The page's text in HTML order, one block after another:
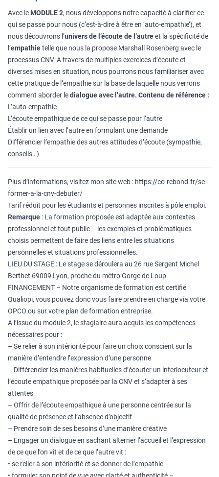
Avec le MODULE 2, nous développons notre capacité à clarifier ce
qui se passe pour nous (c’est-à-dire à être en ‘auto-empathie’), et
nous découvrons l’univers de l’écoute de l’autreet la spécificité de
l’empathietelle que nous la propose Marshall Rosenberg avec le
processus CNV. A travers de multiples exercices d’écoute et
diverses mises en situation, nous pourrons nous familiariser avec
cette pratique de l’empathie sur la base de laquelle nous verrons
comment aborder ledialogue avec l’autre. Contenu de référence :
L’auto-empathie
L’écoute empathique de ce qui se passe pour l’autre
Établir un lien avec l’autre en formulant une demande
Différencier l’empathie des autres attitudes d’écoute (sympathie,
conseils…)
Plus d’informations, visitez mon site web : https://co-rebond.fr/se-
former-a-la-cnv-debuter/
Tarif réduit pour les étudiants et personnes inscrites à pôle emploi.
Remarque : La formation proposée est adaptée aux contextes
professionnel et tout public – les exemples et problématiques
choisis permettent de faire des liens entre les situations
personnelles et situations professionnelles.
LIEU DU STAGE : Le stage se déroulera au 26 rue Sergent Michel
Berthet 69009 Lyon, proche du métro Gorge de Loup
FINANCEMENT – Notre organisme de formation est certifié
Qualiopi, vous pouvez donc vous faire prendre en charge via votre
OPCO ou sur votre plan de formation entreprise.
A l’issue du module 2, le stagiaire aura acquis les compétences
nécessaires pour :
– Se relier à son intériorité pour faire un choix conscient sur la
manière d’entendre l’expression d’une personne
– Différencier les manières habituelles d’écouter un interlocuteur et
l’écoute empathique proposée par la CNV et s’adapter à ses
attentes
– Offrir de l’écoute empathique à une personne centrée sur la
qualité de présence et l’absence d’objectif
– Prendre soin de ses besoins d’une manière créative
– Engager un dialogue en sachant alterner l’accueil et l’expression
de ce que l’on vit et de ce que l’autre vit :
• se relier à son intériorité et se donner de l’empathie –